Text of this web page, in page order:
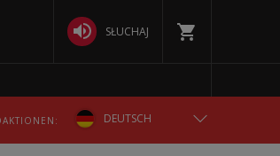
SŁUCHAJ
DEUTSCH